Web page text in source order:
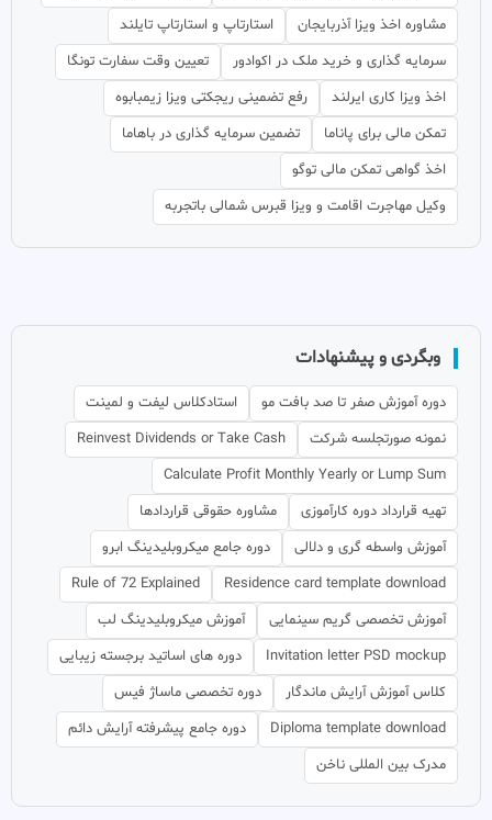
مشاوره اخذ ویزا آذربایجان
استارتاپ و استارتاپ تایلند
سرمایه گذاری و خرید ملک در اکوادور
تعیین وقت سفارت تونگا
اخذ ویزا کاری ایرلند
رفع تضمینی ریجکتی ویزا زیمبابوه
تمکن مالی برای پاناما
تضمین سرمایه گذاری در باهاما
اخذ گواهی تمکن مالی توگو
وکیل مهاجرت اقامت و ویزا قبرس شمالی باتجربه
وبگردی و پیشنهادات
دوره آموزش صفر تا صد بافت مو
استادکلاس لیفت و لمینت
نمونه صورتجلسه شرکت
Reinvest Dividends or Take Cash
Calculate Profit Monthly Yearly or Lump Sum
تهیه قرارداد دوره کارآموزی
مشاوره حقوقی قراردادها
آموزش واسطه گری و دلالی
دوره جامع میکروبلیدینگ ابرو
Residence card template download
Rule of 72 Explained
آموزش تخصصی گریم سینمایی
آموزش میکروبلیدینگ لب
Invitation letter PSD mockup
دوره های اساتید برجسته زیبایی
کلاس آموزش آرایش ماندگار
دوره تخصصی ماساژ فیس
Diploma template download
دوره جامع پیشرفته آرایش دائم
مدرک بین المللی ناخن